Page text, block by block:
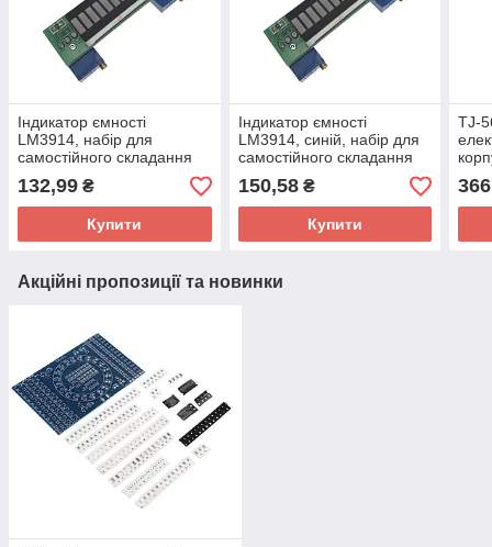
Індикатор ємності
LM3914, набір для
самостійного складання
132,99 ₴
Купити
Індикатор ємності
LM3914, синій, набір для
самостійного складання
150,58₴
Купити
TJ-
DIY
Акційні пропозиції та новинки